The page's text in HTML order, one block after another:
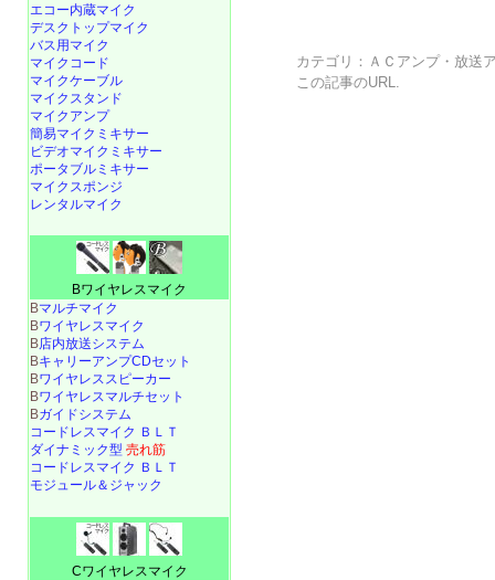
カテゴリ： ＡＣアンプ・放送
この記事のURL
エコー内蔵マイク
デスクトップマイク
バス用マイク
マイクコード
マイクケーブル
マイクスタンド
マイクアンプ
簡易マイクミキサー
ビデオマイクミキサー
ポータブルミキサー
マイクスポンジ
レンタルマイク
Bワイヤレスマイク
Bマルチマイク
Bワイヤレスマイク
B店内放送システム
BキャリーアンプCDセット
Bワイヤレススピーカー
Bワイヤレスマルチセット
Bガイドシステム
コードレスマイク ＢＬＴ
ダイナミック型 売れ筋
コードレスマイク ＢＬＴ
モジュール＆ジャック
Cワイヤレスマイク